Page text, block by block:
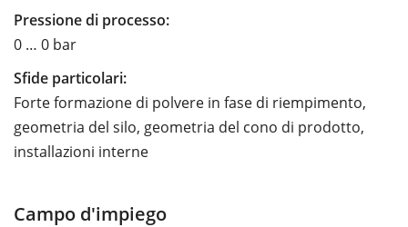
Pressione di processo:
0 … 0 bar
Sfide particolari:
Forte formazione di polvere in fase di riempimento,
geometria del silo, geometria del cono di prodotto,
installazioni interne
Campo d'impiego